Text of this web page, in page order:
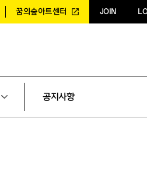
꿈의숲아트센터 JOIN
공지사항